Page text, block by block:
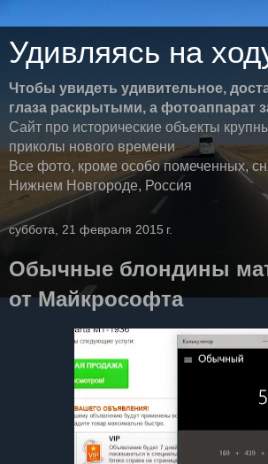
Удивляясь на
Чтобы увидеть удивительное,
глаза раскрытыми, а фотоаппарат
Сайт про исторические объекты
приколы нового времени
Все фото, кроме особо помеченных,
Нижнем Новгороде, Россия
суббота, 21 февраля 2015 г.
Обычные блондины
от Майкрософта